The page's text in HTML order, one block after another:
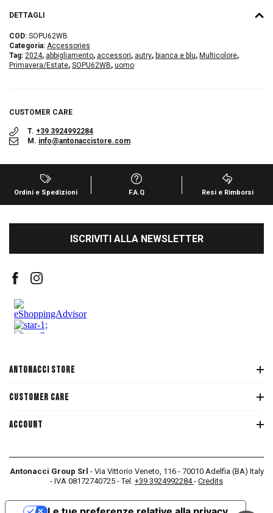
DETTAGLI
COD: SOPU62WB
Categoria: Accessories
Tag: 2024, abbigliamento, accessori, autry, bianca e blu, Multicolore,
Primavera/Estate, SOPU62WB, uomo
CUSTOMER CARE
T. +39 3924992284
M. info@antonaccistore.com
Ordini e Spedizioni F.A.Q Resi e Rimborsi
ISCRIVITI ALLA NEWSLETTER
ANTONACCI STORE
CUSTOMER CARE
ACCOUNT
Antonacci Group Srl - Via Vittorio Veneto, 116 - 70010 Adelfia (BA) Italy
- IVA 08172740725 - Tel. +39 3924992284- Credits